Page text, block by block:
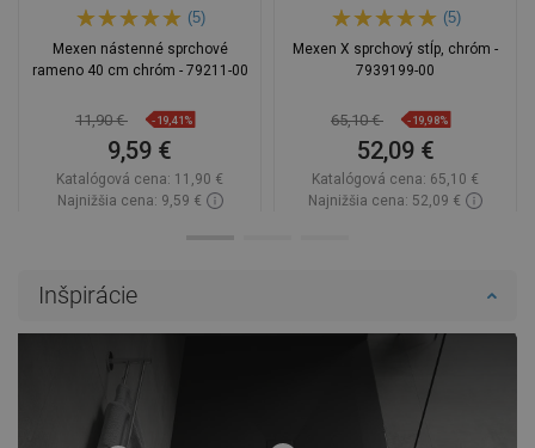
(5)
Mexen nástenné sprchové
rameno 40 cm chróm - 79211-00
11,90 € -19,41%
9,59 €
Katalógová cena: 11,90 €
Najnižšia cena: 9,59 €
(5)
Mexen X sprchový stĺp, chróm -
7939199-00
65,10 € -19,98%
52,09 €
Katalógová cena: 65,10 €
Najnižšia cena: 52,09 €
Inšpirácie